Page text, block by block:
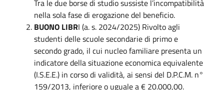
Tra le due borse di studio sussiste l’incompatibilità
nella sola fase di erogazione del beneficio.
BUONO LIBRI (a. s. 2024/2025) Rivolto agli
studenti delle scuole secondarie di primo e
secondo grado, il cui nucleo familiare presenta un
indicatore della situazione economica equivalente
(I.S.E.E.) in corso di validità, ai sensi del D.P.C.M. n°
159/2013, inferiore o uguale a € 20.000,00.